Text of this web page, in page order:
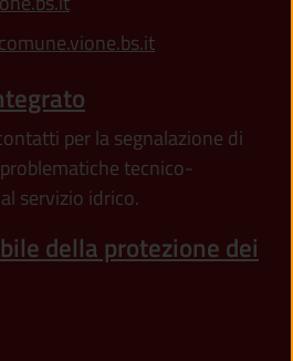
per la segnalazione di
tecnico-
servizio idrico.
della protezione dei